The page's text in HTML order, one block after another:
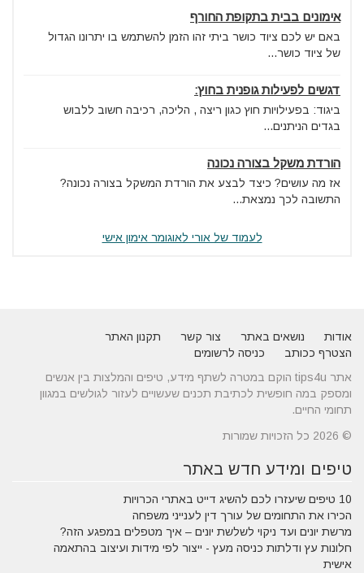
אימונים בבית בתקופת החורף
באם יש לכם ציוד כושר ביתי זהו הזמן להשתמש בו יתרונו הגדול
של ציוד כושר...
דגשים לפעילות גופנית בחוץ:
ביגוד: בפעילויות חוץ כגון ריצה , הליכה, רכיבה חשוב ללבוש
בגדים הניתנים...
הורדת משקל בצורה נכונה
אז מה עושים? כיצד לבצע את הורדת המשקל בצורה נכונה?
התשובה לכך נמצאת...
לעמוד של אורי לאוגומר אימון אישי
אודות נושאים באתר צור קשר
תקנון האתר
הצטרף ככותב
כניסה לרשומים
אתר tips4u הוקם במטרה לשתף מידע, טיפים והמלצות בין אנשים
ומספק במה חופשית לכתיבת תכנים שעשויים לעזור לגולשים במגוון
תחומי החיים.
© 2026 כל הזכויות שמורות
טיפים ומידע חדש באתר
10 טיפים שיעזרו לכם להשיג דייט באתרי הכרויות
הכירו את התחומים של עורך דין לענייני משפחה
מרשת יונים ועד ניקוי לשלשת יונים – איך מטפלים במפגע הזה?
חלונות עץ ודלתות כניסה מעץ - ייצור לפי מידות ועיצוב בהתאמה
אישית